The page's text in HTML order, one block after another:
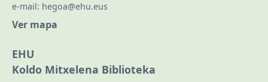
e-mail: hegoa@ehu.eus
Ver mapa
EHU
Koldo Mitxelena Biblioteka